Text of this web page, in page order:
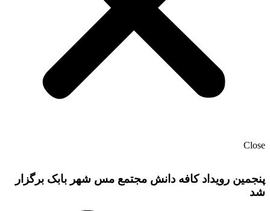
Close
پنجمین رویداد کافه دانش مجتمع مس شهر بابک برگزار
شد